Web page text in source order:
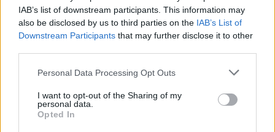
IAB’s list of downstream participants. This information may
also be disclosed by us to third parties on the IAB’s List of
Downstream Participants that may further disclose it to other
Personal Data Processing Opt Outs
I want to opt-out of the Sharing of my
personal data.
Opted In